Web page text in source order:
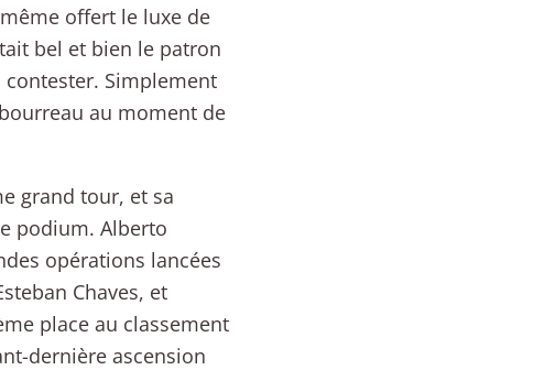
offert le luxe de
bel et bien le patron
Simplement
au moment de
grand tour, et sa
podium. Alberto
opérations lancées
Chaves, et
place au classement
dernière ascension